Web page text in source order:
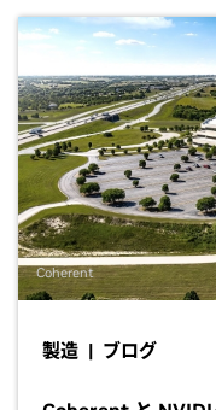
Coherent
製造 | ブログ